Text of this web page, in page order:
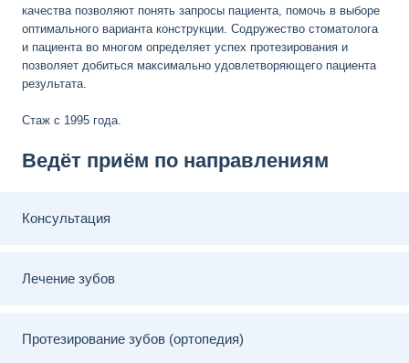
качества позволяют понять запросы пациента, помочь в выборе
оптимального варианта конструкции. Содружество стоматолога
и пациента во многом определяет успех протезирования и
позволяет добиться максимально удовлетворяющего пациента
результата.
Стаж с 1995 года.
Ведёт приём по направлениям
Консультация
Лечение зубов
Протезирование зубов (ортопедия)